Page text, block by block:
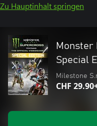
Zu Hauptinhalt springen
Monster
Special
Milestone
CHF